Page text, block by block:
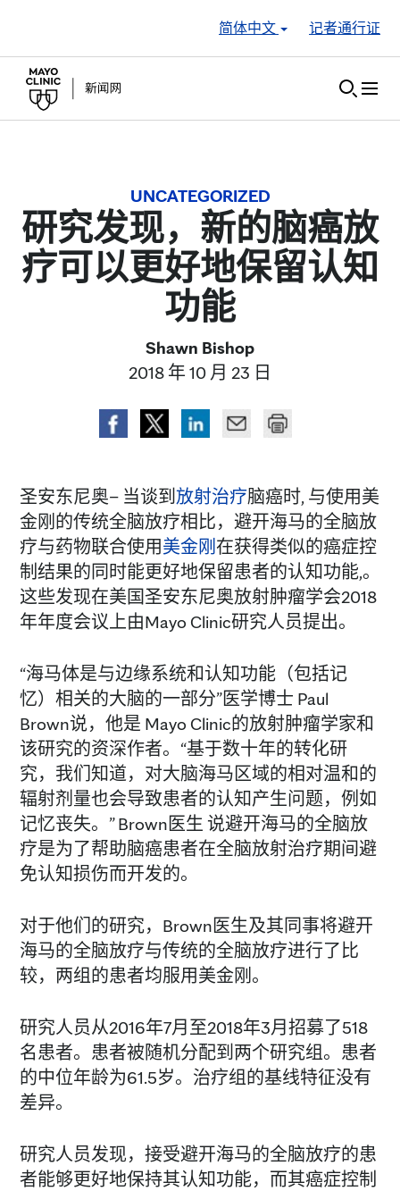
简体中文
记者通行证
UNCATEGORIZED
研究发现，新的脑癌放
疗可以更好地保留认知
功能
Shawn Bishop
2018 年 10 月 23 日
圣安东尼奥– 当谈到 放射治疗脑癌时, 与使用美
金刚的传统全脑放疗相比，避开海马的全脑放
疗与药物联合使用美金刚 在获得类似的癌症控
制结果的同时能更好地保留患者的认知功能,。
这些发现在美国圣安东尼奥放射肿瘤学会2018
年年度会议上由Mayo Clinic研究人员提出。
“海马体是与边缘系统和认知功能（包括记
忆）相关的大脑的一部分”医学博士 Paul
Brown说，他是 Mayo Clinic的放射肿瘤学家和
该研究的资深作者。“基于数十年的转化研
究，我们知道，对大脑海马区域的相对温和的
辐射剂量也会导致患者的认知产生问题，例如
记忆丧失。” Brown医生 说避开海马的全脑放
疗是为了帮助脑癌患者在全脑放射治疗期间避
免认知损伤而开发的。
对于他们的研究，Brown医生及其同事将避开
海马的全脑放疗与传统的全脑放疗进行了比
较，两组的患者均服用美金刚。
研究人员从2016年7月至2018年3月招募了518
名患者。患者被随机分配到两个研究组。患者
的中位年龄为61.5岁。治疗组的基线特征没有
差异。
研究人员发现，接受避开海马的全脑放疗的患
者能够更好地保持其认知功能，而其癌症控制